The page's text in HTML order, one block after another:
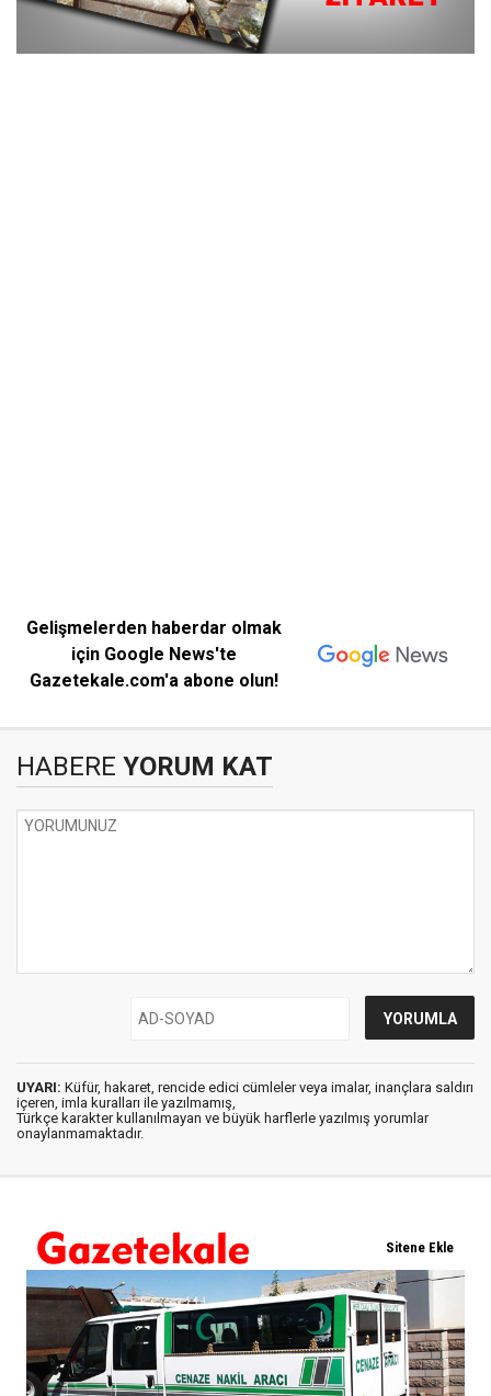
Gelişmelerden haberdar olmak
için Google News'te
Gazetekale.com'a abone olun!
HABERE YORUM KAT
UYARI: Küfür, hakaret, rencide edici cümleler veya imalar, inançlara saldırı
içeren, imla kuralları ile yazılmamış,
Türkçe karakter kullanılmayan ve büyük harflerle yazılmış yorumlar
onaylanmamaktadır.